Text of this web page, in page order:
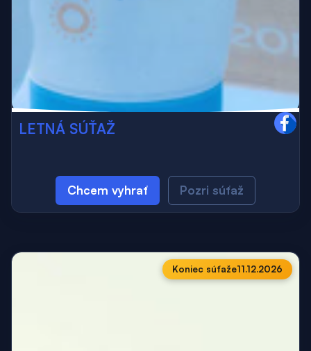
LETNÁ SÚŤAŽ
Chcem vyhrať Pozri súťaž
Koniec súťaže11.12.2026